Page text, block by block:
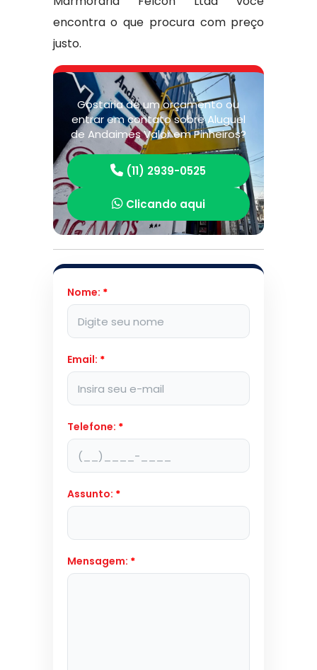
encontra o que procura com preço
justo.
Gostaria de um orçamento ou
entrar em contato sobre Aluguel
de Andaimes Valor em Pinheiros?
(11) 2939-0525
Clicando aqui
Nome: *
Email: *
Telefone: *
Assunto: *
Mensagem: *